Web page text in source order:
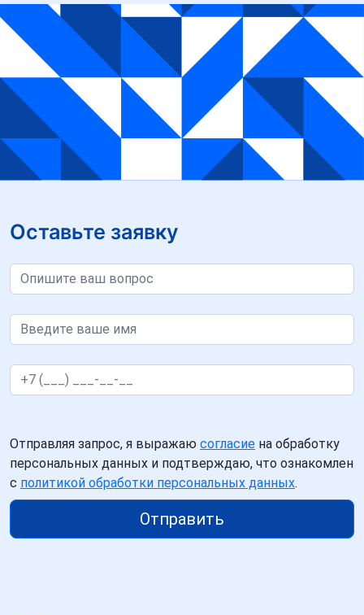
Оставьте заявку
Отправляя запрос, я выражаю согласие на обработку
персональных данных и подтверждаю, что ознакомлен
с политикой обработки персональных данных.
Отправить